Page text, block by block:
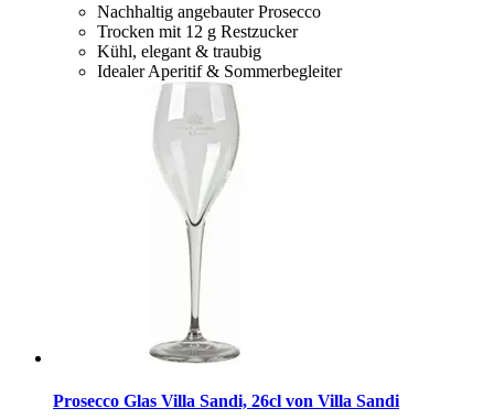
Nachhaltig angebauter Prosecco
Trocken mit 12 g Restzucker
Kühl, elegant & traubig
Idealer Aperitif & Sommerbegleiter
Prosecco Glas Villa Sandi, 26cl von Villa Sandi